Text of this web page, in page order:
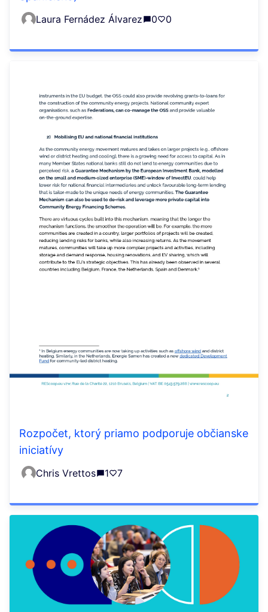
Laura Fernádez Álvarez 0 0
Rozpočet, ktorý priamo podporuje občianske
iniciatívy
Chris Vrettos 1 7